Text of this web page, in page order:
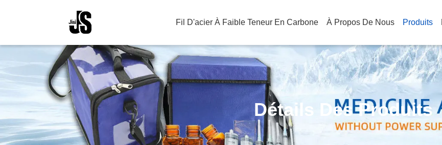
Fil D'acier À Faible Teneur En Carbone À Propos De Nous Produits
Détails Des Produits